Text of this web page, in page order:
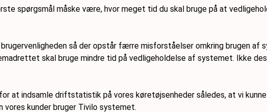
spørgsmål måske være, hvor meget tid du skal bruge på at
så der opstår færre misforståelser omkring brugen af
skal bruge mindre tid på vedligeholdelse af systemet. Ikke
at indsamle driftstatistik på vores køretøjsenheder således, at vi
kunder bruger Tivilo systemet.